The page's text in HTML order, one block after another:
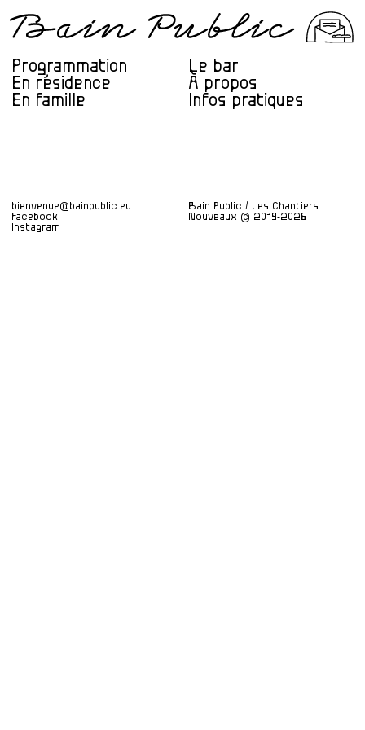
Programmation
En résidence
En famille
Le bar
À propos
Infos pratiques
bienvenue@bainpublic.eu
Facebook
Instagram
Bain Public / Les Chantiers
Nouveaux © 2019-2026